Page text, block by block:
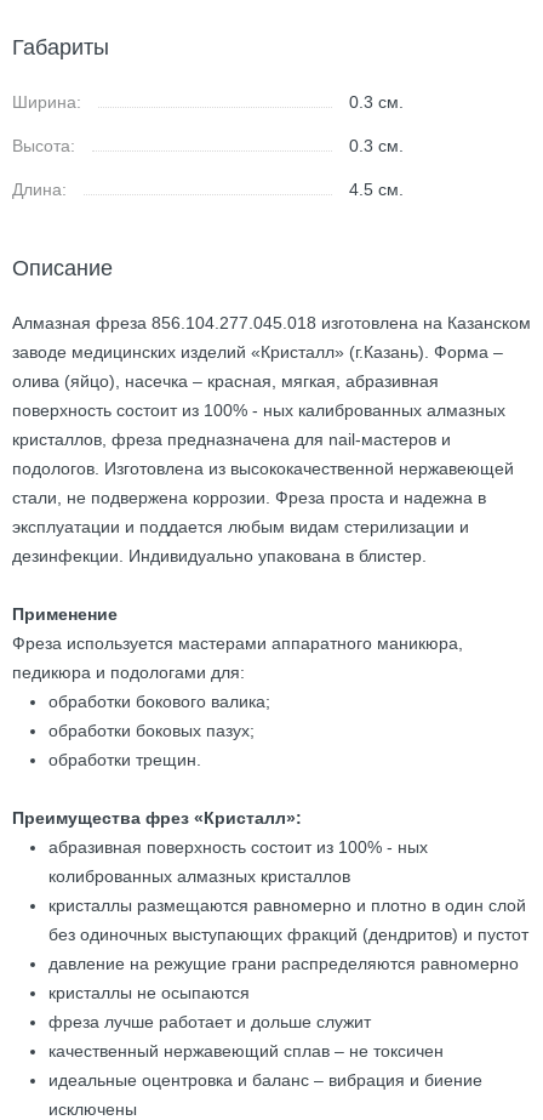
Габариты
Ширина: 0.3см.
Высота: 0.3см.
Длина: 4.5см.
Описание
Алмазная фреза 856.104.277.045.018 изготовлена на Казанском
заводе медицинских изделий «Кристалл» (г.Казань). Форма –
олива (яйцо), насечка – красная, мягкая, абразивная
поверхность состоит из 100% - ных калиброванных алмазных
кристаллов, фреза предназначена для nail-мастеров и
подологов. Изготовлена из высококачественной нержавеющей
стали, не подвержена коррозии. Фреза проста и надежна в
эксплуатации и поддается любым видам стерилизации и
дезинфекции. Индивидуально упакована в блистер.
Применение
Фреза используется мастерами аппаратного маникюра,
педикюра и подологами для:
обработки бокового валика;
обработки боковых пазух;
обработки трещин.
Преимущества фрез «Кристалл»:
абразивная поверхность состоит из 100% - ных
колиброванных алмазных кристаллов
кристаллы размещаются равномерно и плотно в один слой
без одиночных выступающих фракций (дендритов) и пустот
давление на режущие грани распределяются равномерно
кристаллы не осыпаются
фреза лучше работает и дольше служит
качественный нержавеющий сплав – не токсичен
идеальные оцентровка и баланс – вибрация и биение
исключены